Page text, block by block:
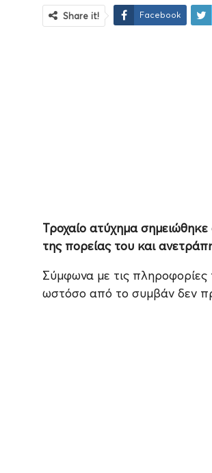
Share it! Facebook
Τροχαίο ατύχημα
της πορείας του και
Σύμφωνα με τις πληροφορίες
ωστόσο από το συμβάν δεν